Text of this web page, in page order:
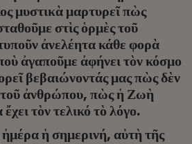
μυστικὰ μαρτυρεῖ πὼς
στὶς ὁρμὲς τοῦ
ἀνελέητα κάθε φορὰ
ἀγαποῦμε ἀφήνει τὸν κόσμο
βεβαιώνοντάς μας πὼς δὲν
τοῦ ἀνθρώπου, πὼς ἡ Ζωὴ
τὸν τελικό τὸ λόγο.
ἡμέρα ἡ σημερινή, αὐτὴ τῆς